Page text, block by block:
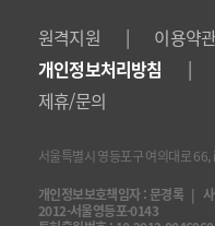
원격지원 |
이용약관
개인정보처리방침
|
제휴/문의
서울특별시 영등포구 여의대로
개인정보보호책임자 : 문경록 |
2012-서울영등포-0143